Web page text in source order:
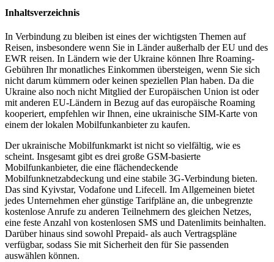
Inhaltsverzeichnis
In Verbindung zu bleiben ist eines der wichtigsten Themen auf
Reisen, insbesondere wenn Sie in Länder außerhalb der EU und des
EWR reisen. In Ländern wie der Ukraine können Ihre Roaming-
Gebühren Ihr monatliches Einkommen übersteigen, wenn Sie sich
nicht darum kümmern oder keinen speziellen Plan haben. Da die
Ukraine also noch nicht Mitglied der Europäischen Union ist oder
mit anderen EU-Ländern in Bezug auf das europäische Roaming
kooperiert, empfehlen wir Ihnen, eine ukrainische SIM-Karte von
einem der lokalen Mobilfunkanbieter zu kaufen.
Der ukrainische Mobilfunkmarkt ist nicht so vielfältig, wie es
scheint. Insgesamt gibt es drei große GSM-basierte
Mobilfunkanbieter, die eine flächendeckende
Mobilfunknetzabdeckung und eine stabile 3G-Verbindung bieten.
Das sind Kyivstar, Vodafone und Lifecell. Im Allgemeinen bietet
jedes Unternehmen eher günstige Tarifpläne an, die unbegrenzte
kostenlose Anrufe zu anderen Teilnehmern des gleichen Netzes,
eine feste Anzahl von kostenlosen SMS und Datenlimits beinhalten.
Darüber hinaus sind sowohl Prepaid- als auch Vertragspläne
verfügbar, sodass Sie mit Sicherheit den für Sie passenden
auswählen können.